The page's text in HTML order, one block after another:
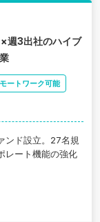
×週3出社のハイブ
ートワーク可能
ンド設立。27名規
レート機能の強化